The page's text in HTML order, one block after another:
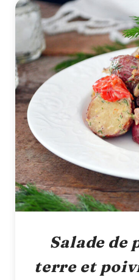
Salade de
terre et